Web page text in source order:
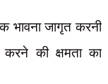
भावना जागृत करनी
की क्षमता का